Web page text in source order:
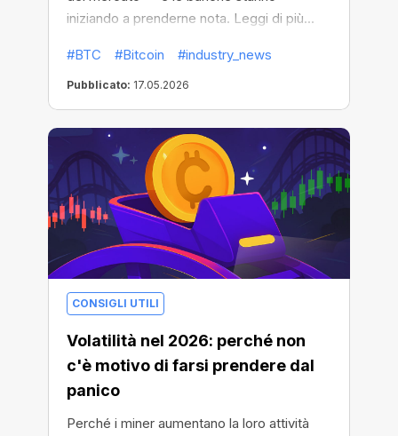
iniziando a prenderne nota. Leggi di più...
#BTC #Bitcoin #industry_news
Pubblicato: 17.05.2026
CONSIGLI UTILI
Volatilità nel 2026: perché non
c'è motivo di farsi prendere dal
panico
Perché i miner aumentano la loro attività